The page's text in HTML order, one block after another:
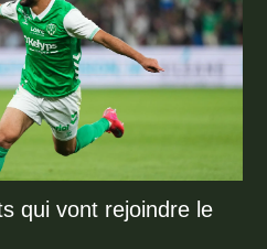
qui vont rejoindre le